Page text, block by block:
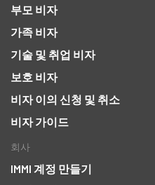
부모 비자
가족 비자
기술 및 취업 비자
보호 비자
비자 이의 신청 및 취소
비자 가이드
회사
IMMI 계정 만들기